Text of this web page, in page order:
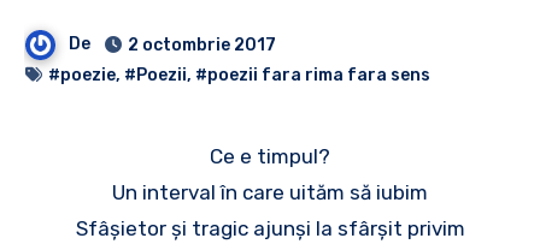
De
2 octombrie 2017
#poezie, #Poezii, #poezii fara rima fara sens
Ce e timpul?
Un interval în care uităm să iubim
Sfâşietor şi tragic ajunşi la sfârşit privim